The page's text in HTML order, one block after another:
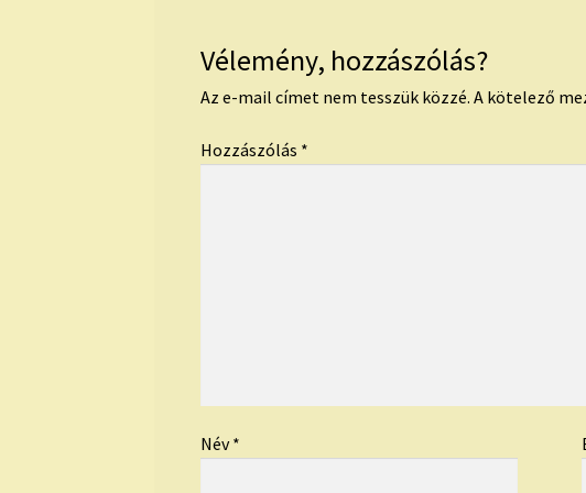
Vélemény, hozzászólás?
Az e-mail címet nem tesszük közzé. A kötelező
Hozzászólás *
Név*